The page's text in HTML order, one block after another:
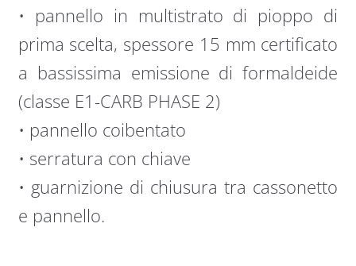
• pannello in multistrato di pioppo di
prima scelta, spessore 15 mm certificato
a bassissima emissione di formaldeide
(classe E1-CARB PHASE 2)
• pannello coibentato
• serratura con chiave
• guarnizione di chiusura tra cassonetto
e pannello.